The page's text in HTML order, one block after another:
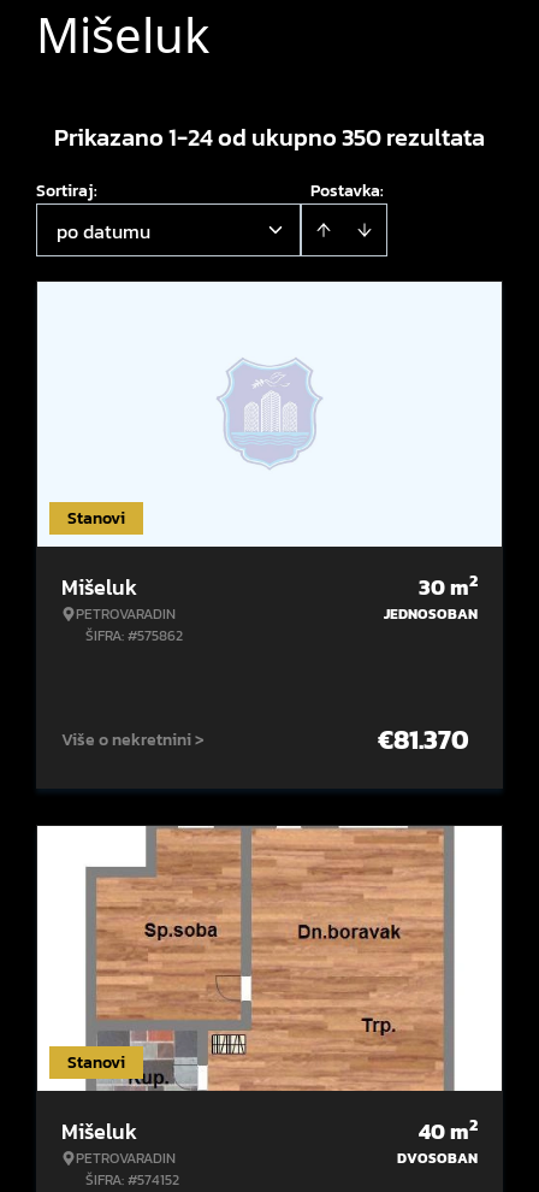
Mišeluk
Prikazano 1-24 od ukupno 350 rezultata
Postavka:
Sortiraj:
po datumu
Stanovi
Mišeluk
PETROVARADIN
ŠIFRA: #575862
30m2
JEDNOSOBAN
Više o nekretnini > €81.370
Stanovi
Mišeluk
PETROVARADIN
ŠIFRA: #574152
40m2
DVOSOBAN